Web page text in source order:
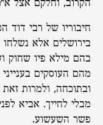
הקרוב, וחלקם אצל
חיבוריו של רבי דוד
בירושלים אלא
בהם מילא פיו שחוק
מהם העוסקים
ובתוכחה, ולמרות
מבלי לחייך. אביא
פשר השעשוע.